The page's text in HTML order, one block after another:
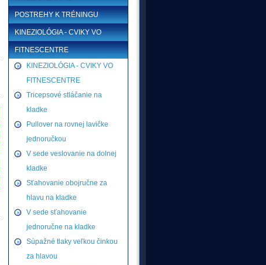
POSTREHY K TRÉNINGU
KINEZIOLÓGIA - CVIKY VO
FITNESCENTRE
KINEZIOLÓGIA - CVIKY VO
FITNESCENTRE
Tricepsové stláčanie na
kladke
Pullover na rovnej lavičke
jednoručkou
V sede veslovanie na dolnej
kladke
Sťahovanie obojručne za
hlavu na kladke
V sede sťahovanie
jednoručne na kladke
Súpažné tlaky veľkou činkou
za hlavou